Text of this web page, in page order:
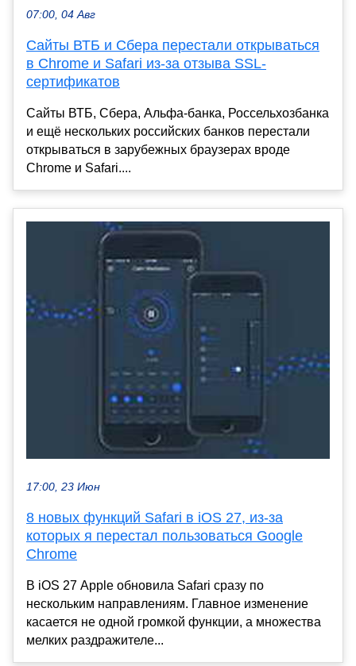
07:00, 04 Авг
Сайты ВТБ и Сбера перестали открываться
в Chrome и Safari из-за отзыва SSL-
сертификатов
Сайты ВТБ, Сбера, Альфа-банка, Россельхозбанка
и ещё нескольких российских банков перестали
открываться в зарубежных браузерах вроде
Chrome и Safari....
17:00, 23 Июн
8 новых функций Safari в iOS 27, из-за
которых я перестал пользоваться Google
Chrome
В iOS 27 Apple обновила Safari сразу по
нескольким направлениям. Главное изменение
касается не одной громкой функции, а множества
мелких раздражителе...